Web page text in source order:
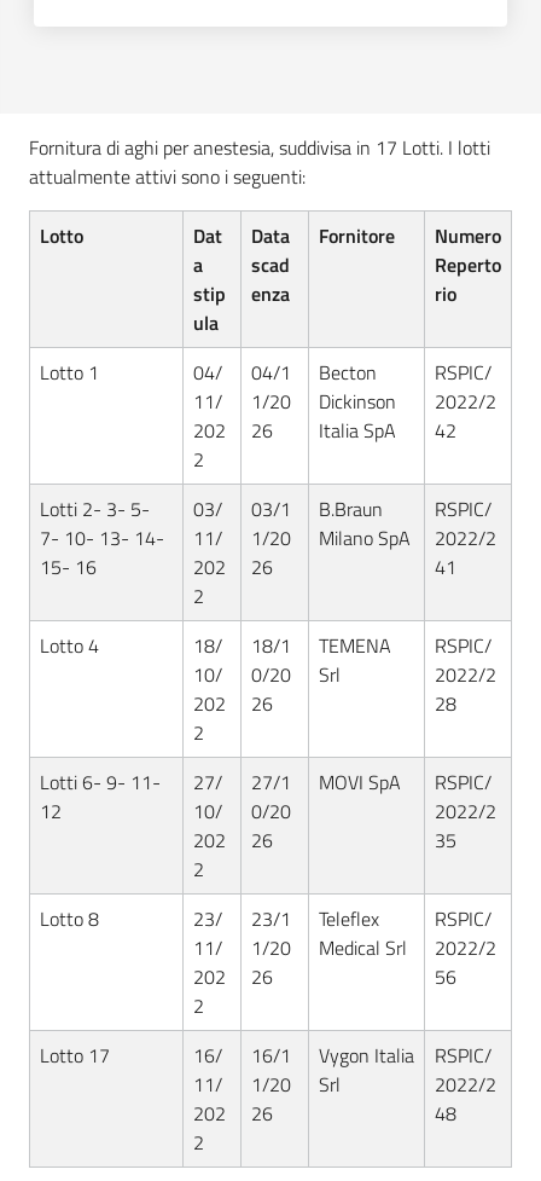
Fornitura di aghi per anestesia, suddivisa in 17 Lotti. I lotti
attualmente attivi sono i seguenti:
Lotto
Dat
a
stip
ula
Data
scad
enza
Fornitore
Numero
Reperto
rio
Lotto 1
04/
11/
202
2
04/1
1/20
26
Becton
Dickinson
Italia SpA
RSPIC/
2022/2
42
Lotti 2- 3- 5-
7- 10- 13- 14-
15- 16
03/
11/
202
2
03/1
1/20
26
B.Braun
Milano SpA
RSPIC/
2022/2
41
Lotto 4
18/
10/
202
2
18/1
0/20
26
TEMENA
Srl
RSPIC/
2022/2
28
Lotti 6- 9- 11-
12
27/
10/
202
2
27/1
0/20
26
MOVI SpA
RSPIC/
2022/2
35
Lotto 8
23/
11/
202
2
23/1
1/20
26
Teleflex
Medical Srl
RSPIC/
2022/2
56
Lotto 17
16/
11/
202
2
16/1
1/20
26
Vygon Italia
Srl
RSPIC/
2022/2
48